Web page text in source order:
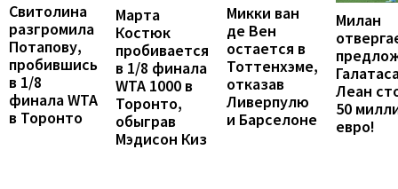
Свитолина
разгромила
Потапову,
пробившись
в 1/8
финала WTA
в Торонто
Марта
Костюк
пробивается
в 1/8 финала
WTA 1000 в
Торонто,
обыграв
Мэдисон Киз
Микки ван
де Вен
остается в
Тоттенхэме,
отказав
Ливерпулю
и Барселоне
Милан
Леан
50
евро!